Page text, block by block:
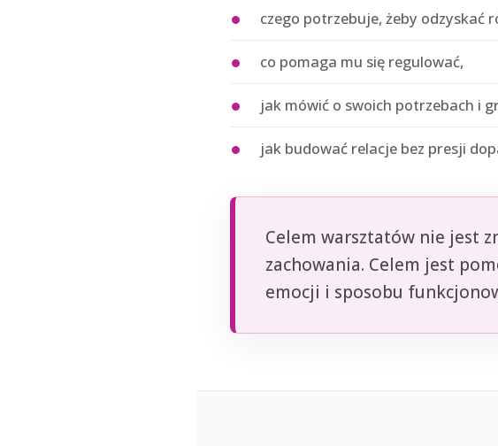
czego potrzebuje, żeby odzyskać
co pomaga mu się regulować,
jak mówić o swoich potrzebach i
jak budować relacje bez presji
Celem warsztatów nie jest
zachowania. Celem jest
emocji i sposobu